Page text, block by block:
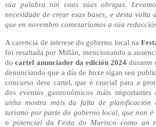
súa palabra nin coas súas obrigas.
necesidade de crear esas bases, e desta volta
que en novembro comezaríamos a súa
A carencia de interese do goberno local na
foi resaltada por Millán, mencionando a
docartel anunciador da edición 2024 durante
denunciando que a día de hoxe sigan sen
concurso dese cartel, que é crucial para a
dos eventos gastronómicos máis importantes
unha mostra máis da falta de planificación
turismo por parte do goberno local, que non é
o potencial da Festa do Marisco como un